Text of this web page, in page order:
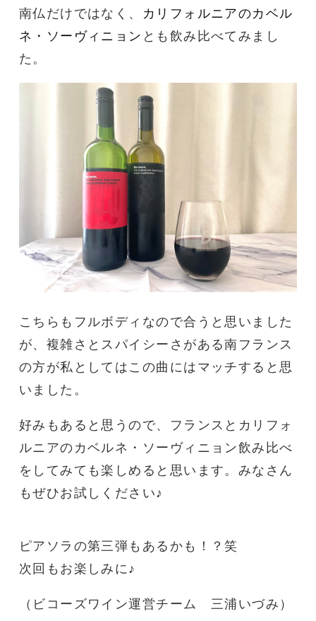
南仏だけではなく、
カリフォルニアのカベル
ネ・ソーヴィニョン とも飲み比べてみまし
た。
こちらもフルボディなので合うと思いました
が、複雑さとスパイシーさがある南フランス
の方が私としてはこの曲にはマッチすると思
いました。
好みもあると思うので、フランスとカリフォ
ルニアのカベルネ・ソーヴィニョン飲み比べ
をしてみても楽しめると思います。みなさん
もぜひお試しください♪
ピアソラの第三弾もあるかも！？笑
次回もお楽しみに♪
（ビコーズワイン運営チーム 三浦いづみ）